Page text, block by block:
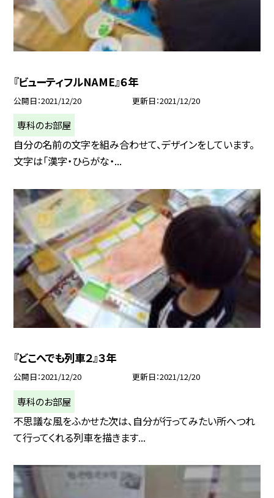
『ビューティフルNAME』６年
公開日 2021/12/20 更新日 2021/12/20
専科のお部屋
自分の名前の文字を組み合わせて、デザインをしています。
文字は「漢字・ひらがな・...
『どこへでも列車２』３年
公開日 2021/12/20 更新日 2021/12/20
専科のお部屋
不思議な風をふかせた次は、自分が行ってみたい所へつれ
て行ってくれる列車を描きます...